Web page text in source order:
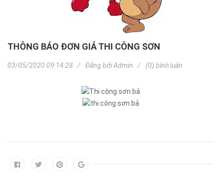
THÔNG BÁO ĐƠN GIÁ THI CÔNG SƠN
03/05/2020 09:14:28 Đăng bởiAdmin (0) bình luận